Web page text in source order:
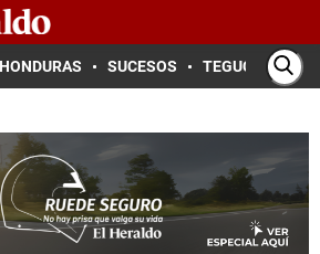
HONDURAS SUCESOS TEGUCIGALPA